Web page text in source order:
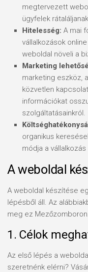
megtervezett
ügyfelek
Hitelesség: A mai
vállalkozások
weboldal növeli a
Marketing
marketing eszköz,
közvetlen
információkat
szolgáltatásainkról.
organikus
módja a
A weboldal
A weboldal készítése
lépésből áll. Az
meg ez Mezőzomboron.
1. Célok
Az első lépés a
szeretnénk elérni?